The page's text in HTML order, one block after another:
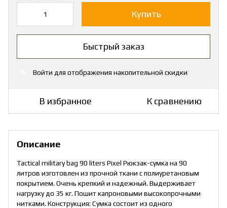
Купить
Быстрый заказ
Войти для отображения накопительной скидки
В избранное К сравнению
Описание
Tactical military bag 90 liters Pixel Рюкзак-сумка на 90
литров изготовлен из прочной ткани с полиуретановым
покрытием. Очень крепкий и надежный. Выдерживает
нагрузку до 35 кг. Пошит капроновыми высокопрочными
нитками. Конструкция: Сумка состоит из одного